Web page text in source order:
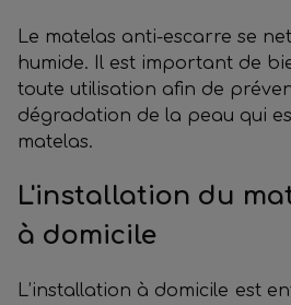
Le matelas anti-escarre se
humide. Il est important de
toute utilisation afin de
dégradation de la peau qui
matelas.
L'installation du
à domicile
L’installation à domicile est